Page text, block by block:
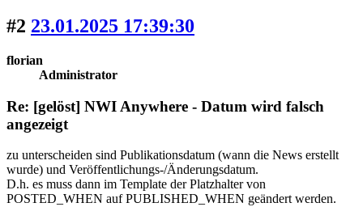
#2 23.01.2025 17:39:30
florian
Administrator
Re: [gelöst] NWI Anywhere - Datum wird falsch
angezeigt
zu unterscheiden sind Publikationsdatum (wann die News erstellt
wurde) und Veröffentlichungs-/Änderungsdatum.
D.h. es muss dann im Template der Platzhalter von
POSTED_WHEN auf PUBLISHED_WHEN geändert werden.